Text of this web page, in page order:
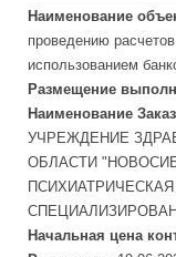
Наименование
проведению
использованием
Размещение
Наименование
УЧРЕЖДЕНИЕ
ОБЛАСТИ
Начальная цена